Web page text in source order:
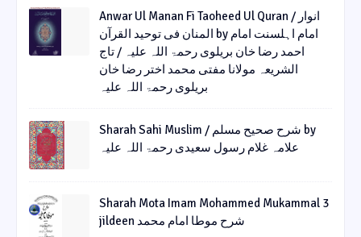
Anwar Ul Manan Fi Taoheed Ul Quran / انوار
المنان فی توحید القرآن by امام اہلسنت امام
احمد رضا خان بریلوی رحمۃ اللہ علیہ / تاج
الشریعہ مولانا مفتی محمد اختر رضا خان
بریلوی رحمۃ اللہ علیہ
Sharah Sahi Muslim / شرح صحیح مسلم by
علامہ غلام رسول سعیدی رحمۃ اللہ علیہ
Sharah Mota Imam Mohammed Mukammal 3
jildeen شرح موطا امام محمد